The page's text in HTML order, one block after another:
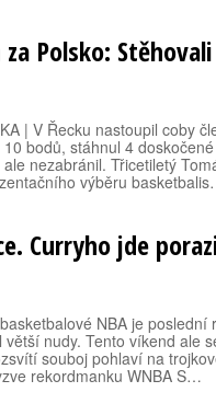
Polsko:
| V Řecku nastoupil coby
bodů, stáhnul 4
nezabránil. Třicetiletý
výběru
Curryho jde
NBA je poslední
větší nudy. Tento víkend ale
souboj pohlaví na
rekordmanku WNBA S…